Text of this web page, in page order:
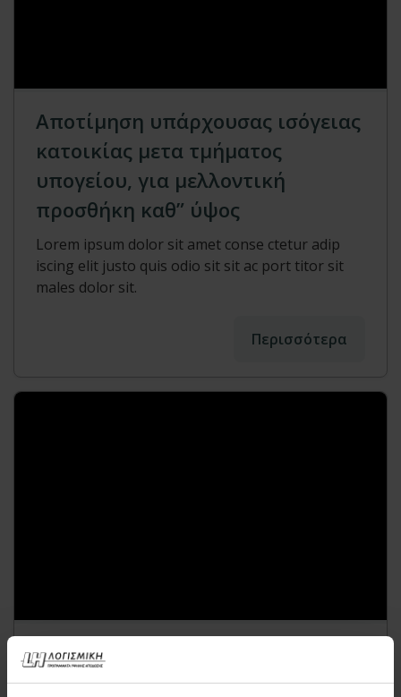
Αποτίμηση υπάρχουσας ισόγειας
κατοικίας μετα τμήματος
υπογείου, για μελλοντική
προσθήκη καθ” ύψος
Lorem ipsum dolor sit amet conse ctetur adip
iscing elit justo quis odio sit sit ac port titor sit
males dolor sit.
Περισσότερα
Αντισεισμική ενίσχυση
πολυκατοικίας επί Pilotis με